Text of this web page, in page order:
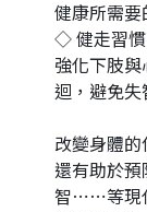
健康所需要
◇ 健走習
強化下肢
迴，避免失
改變身體的
還有助於預
智⋯⋯等現